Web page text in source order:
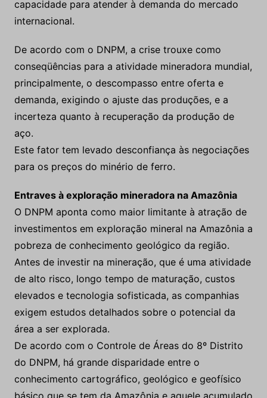
conseqüências para a atividade mineradora mundial,
principalmente, o descompasso entre oferta e
incerteza quanto à recuperação da produção de
aço.
Este fator tem levado desconfiança às negociações
para os preços do minério de ferro.
Entraves à exploração mineradora na Amazônia
O DNPM aponta como maior limitante à atração de
investimentos em exploração mineral na Amazônia a
Antes de investir na mineração, que é uma atividade
de alto risco, longo tempo de maturação, custos
elevados e tecnologia sofisticada, as companhias
exigem estudos detalhados sobre o potencial da
área a ser explorada.
De acordo com o Controle de Áreas do 8º Distrito
do DNPM, há grande disparidade entre o
conhecimento cartográfico, geológico e geofísico
básico que se tem da Amazônia e aquele acumulado
sobre as demais regiões do território brasileiro e
outros países com elevado potencial mineral.